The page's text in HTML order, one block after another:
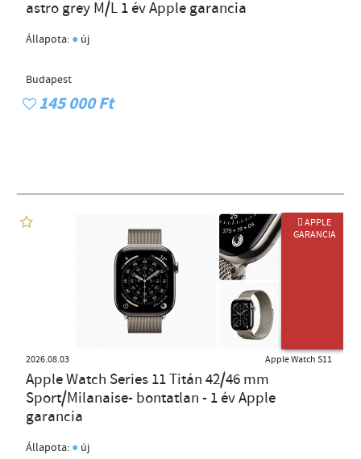
astro grey M/L 1 év Apple garancia
Állapota: ● új
Budapest
145 000 Ft
 APPLE
GARANCIA
2026.08.03 Apple Watch S11
Apple Watch Series 11 Titán 42/46 mm
Sport/Milanaise- bontatlan - 1 év Apple
garancia
Állapota: ● új